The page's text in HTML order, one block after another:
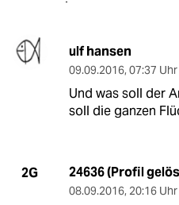
ulf hansen
09.09.2016, 07:37 Uhr
Und was soll der
soll die ganzen
2G 24636 (Profil
08.09.2016, 20:16 Uhr